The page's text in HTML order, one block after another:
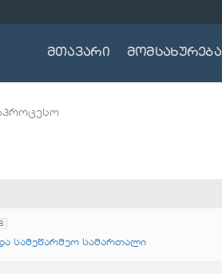
მთავარი მომსახურება
სამეწარმეო სამართალი